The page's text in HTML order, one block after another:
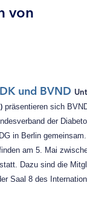
von
und BVND
präsentieren sich
der
in Berlin
am 5. Mai
Dazu sind die
Saal 8 des